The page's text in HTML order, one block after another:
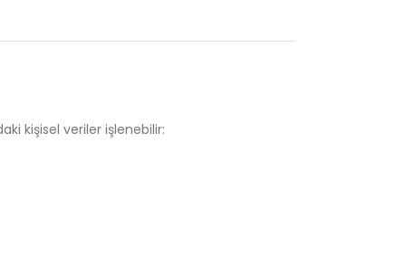
kişisel veriler işlenebilir: